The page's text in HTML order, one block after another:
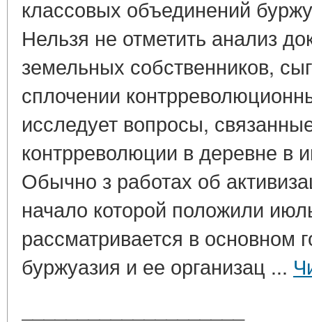
классовых объединений
Нельзя не отметить анализ
земельных собственников,
сплочении
исследует вопросы,
контрреволюции в деревне в
Обычно з работах об
начало которой положили
рассматривается в
буржуазия и ее организац ...